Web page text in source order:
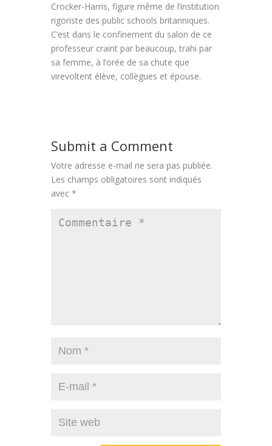
Crocker-Harris, figure même de l’institution
rigoriste des public schools britanniques.
C’est dans le confinement du salon de ce
professeur craint par beaucoup, trahi par
sa femme, à l’orée de sa chute que
virevoltent élève, collègues et épouse.
Submit a Comment
Votre adresse e-mail ne sera pas publiée.
Les champs obligatoires sont indiqués
avec *